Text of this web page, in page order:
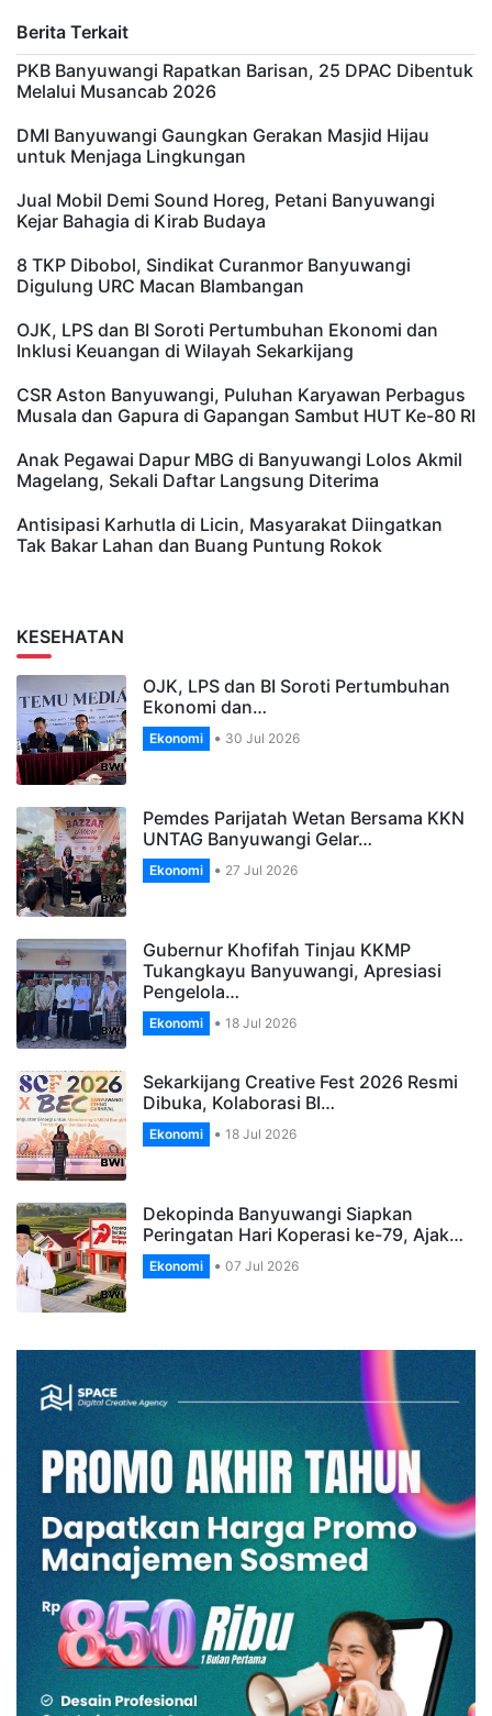
Berita Terkait
PKB Banyuwangi Rapatkan Barisan, 25 DPAC Dibentuk
Melalui Musancab 2026
DMI Banyuwangi Gaungkan Gerakan Masjid Hijau
untuk Menjaga Lingkungan
Jual Mobil Demi Sound Horeg, Petani Banyuwangi
Kejar Bahagia di Kirab Budaya
8 TKP Dibobol, Sindikat Curanmor Banyuwangi
Digulung URC Macan Blambangan
OJK, LPS dan BI Soroti Pertumbuhan Ekonomi dan
Inklusi Keuangan di Wilayah Sekarkijang
CSR Aston Banyuwangi, Puluhan Karyawan Perbagus
Musala dan Gapura di Gapangan Sambut HUT Ke-80 RI
Anak Pegawai Dapur MBG di Banyuwangi Lolos Akmil
Magelang, Sekali Daftar Langsung Diterima
Antisipasi Karhutla di Licin, Masyarakat Diingatkan
Tak Bakar Lahan dan Buang Puntung Rokok
KESEHATAN
OJK, LPS dan BI Soroti Pertumbuhan
Ekonomi dan…
Ekonomi 30 Jul 2026
Pemdes Parijatah Wetan Bersama KKN
UNTAG Banyuwangi Gelar…
Ekonomi 27 Jul 2026
Gubernur Khofifah Tinjau KKMP
Tukangkayu Banyuwangi, Apresiasi
Pengelola…
Ekonomi 18 Jul 2026
Sekarkijang Creative Fest 2026 Resmi
Dibuka, Kolaborasi BI…
Ekonomi 18 Jul 2026
Dekopinda Banyuwangi Siapkan
Peringatan Hari Koperasi ke-79, Ajak…
Ekonomi 07 Jul 2026